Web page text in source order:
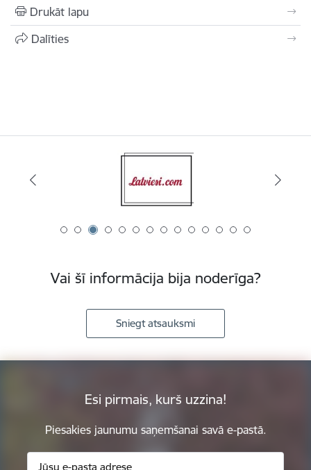
Drukāt lapu
Dalīties
Vai šī informācija bija noderīga?
Sniegt atsauksmi
Esi pirmais, kurš uzzina!
Piesakies jaunumu saņemšanai savā e-pastā.